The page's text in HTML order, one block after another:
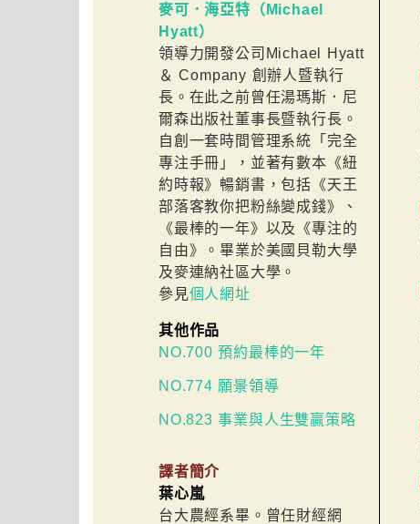
麥可．海亞特（Michael
Hyatt）
領導力開發公司Michael Hyatt
＆ Company 創辦人暨執行
長。在此之前曾任湯瑪斯．尼
爾森出版社董事長暨執行長。
自創一套時間管理系統「完全
專注手冊」，並著有數本《紐
約時報》暢銷書，包括《天王
部落客教你把粉絲變成錢》、
《最棒的一年》以及《專注的
自由》。畢業於美國貝勒大學
及麥連納社區大學。
參見個人網址
其他作品
NO.700 預約最棒的一年
NO.774 願景領導
NO.823 事業與人生雙贏策略
譯者簡介
葉心嵐
台大農經系畢。曾任財經網